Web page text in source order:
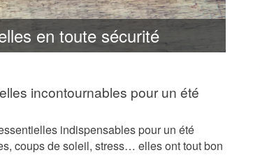
en toute sécurité
incontournables pour un été
indispensables pour un été
coups de soleil, stress… elles ont tout bon